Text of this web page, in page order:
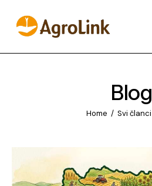
Blog
Home Svi članci
O AGROLINKU
AKADAMIJA
ZA VAS?
ENGLISH